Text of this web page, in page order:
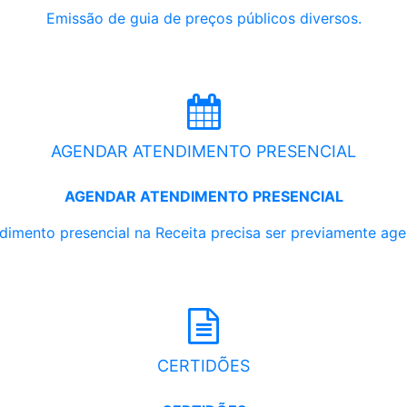
Emissão de guia de preços públicos diversos.
AGENDAR ATENDIMENTO PRESENCIAL
AGENDAR ATENDIMENTO PRESENCIAL
presencial na Receita precisa ser previamente
CERTIDÕES